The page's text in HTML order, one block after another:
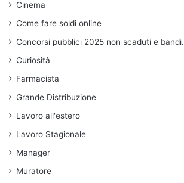
Cinema
Come fare soldi online
Concorsi pubblici 2025 non scaduti e bandi.
Curiosità
Farmacista
Grande Distribuzione
Lavoro all'estero
Lavoro Stagionale
Manager
Muratore